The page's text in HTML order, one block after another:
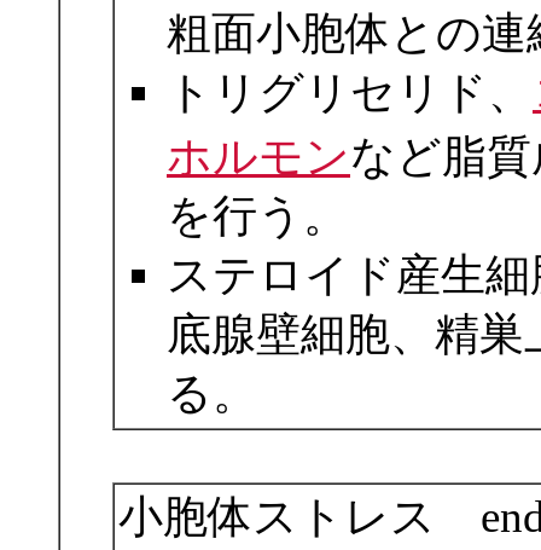
粗面小胞体との
トリグリセリド、
ホルモンなど脂
を行う。
ステロイド産生
底腺壁細胞、精
る。
小胞体ストレス